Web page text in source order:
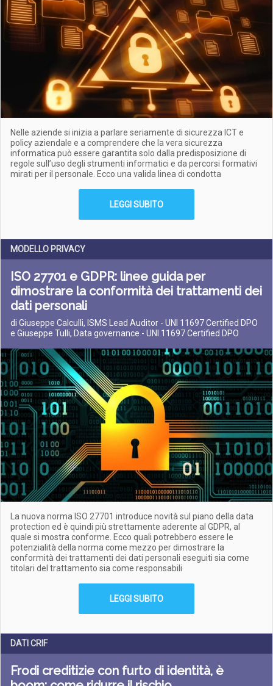
Nelle aziende si inizia a parlare seriamente di sicurezza ICT e
policy aziendale e a comprendere che la vera sicurezza
informatica può essere garantita solo dalla predisposizione di
regole sull’uso degli strumenti informatici e da percorsi formativi
mirati per il personale. Ecco una valida linea di condotta
LEGGI SUBITO
MODELLO PRIVACY
ISO 27701 e GDPR: linee guida per
dimostrare la conformità dei trattamenti dei
dati personali
di Giuseppe Calculli, ISMS Lead Auditor - UNI 11697 Certified DPO
e Giuseppe Tulli, Data governance - UNI 11697 Certified DPO
La nuova norma ISO 27701 introduce novità sul piano della data
protection ed è quindi più strettamente aderente al GDPR, al
quale si mostra conforme. Ecco quali potrebbero essere le
potenzialità della norma come mezzo per dimostrare la
conformità dei trattamenti dei dati personali eseguiti sia come
titolari del trattamento sia come responsabili
LEGGI SUBITO
DATI CRIF
Frodi creditizie con furto di identità, è